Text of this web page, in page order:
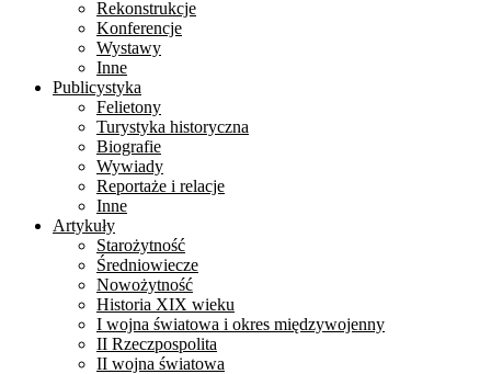
Rekonstrukcje
Konferencje
Wystawy
Inne
Publicystyka
Felietony
Turystyka historyczna
Biografie
Wywiady
Reportaże i relacje
Inne
Artykuły
Starożytność
Średniowiecze
Nowożytność
Historia XIX wieku
I wojna światowa i okres międzywojenny
II Rzeczpospolita
II wojna światowa